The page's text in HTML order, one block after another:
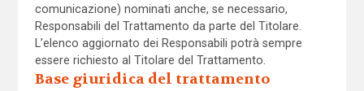
comunicazione) nominati anche, se necessario,
Responsabili del Trattamento da parte del Titolare.
L’elenco aggiornato dei Responsabili potrà sempre
essere richiesto al Titolare del Trattamento.
Base giuridica del trattamento